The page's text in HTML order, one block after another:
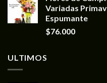
Variadas
Espumante
$76.000
ULTIMOS